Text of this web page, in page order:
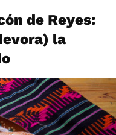
de Reyes:
la